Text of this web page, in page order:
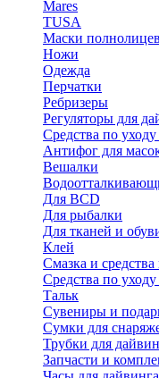
Mares
TUSA
Маски
Ножи
Одежда
Перчатки
Ребризеры
Регуляторы для
Средства по
Антифог для
Вешалки
Для BCD
Для рыбалки
Для тканей и
Клей
Смазка и
Средства по
Тальк
Сувениры и
Сумки для
Трубки для
Запчасти и